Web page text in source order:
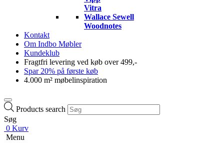
Vitra
Wallace Sewell
Woodnotes
Kontakt
Om Indbo Møbler
Kundeklub
Fragtfri levering ved køb over 499,-
Spar 20% på første køb
4.000 m² møbelinspiration
Products search
Søg
0 Kurv
Menu